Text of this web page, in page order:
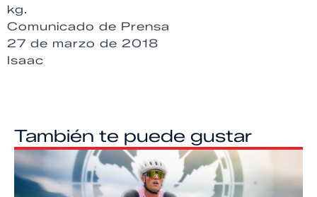
kg.
Comunicado de Prensa
27 de marzo de 2018
Isaac
También te puede gustar